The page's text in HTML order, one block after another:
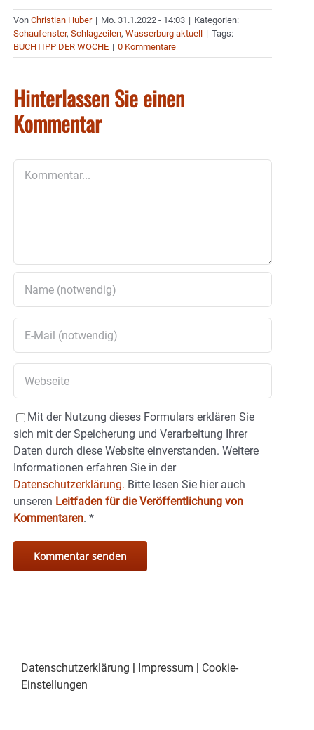
Von Christian Huber | Mo. 31.1.2022 - 14:03 | Kategorien:
Schaufenster, Schlagzeilen, Wasserburg aktuell | Tags:
BUCHTIPP DER WOCHE | 0 Kommentare
Hinterlassen Sie einen
Kommentar
Mit der Nutzung dieses Formulars erklären Sie
sich mit der Speicherung und Verarbeitung Ihrer
Daten durch diese Website einverstanden. Weitere
Informationen erfahren Sie in der
Datenschutzerklärung. Bitte lesen Sie hier auch
unseren Leitfaden für die Veröffentlichung von
Kommentaren. *
Datenschutzerklärung Impressum
Cookie-
Einstellungen